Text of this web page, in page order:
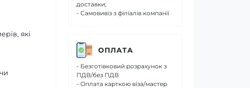
які
доставки;
- Самовивіз з філіалів компанії
ОПЛАТА
- Безготівковий розрахунок з
ПДВ/без ПДВ
- Оплата карткою віза/мастер